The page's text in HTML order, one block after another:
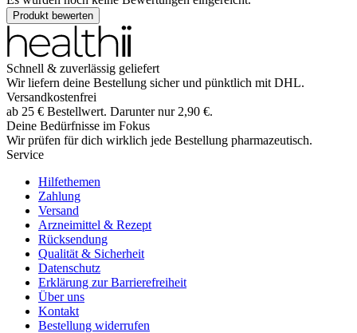
Produkt bewerten
Schnell & zuverlässig geliefert
Wir liefern deine Bestellung sicher und pünktlich mit DHL.
Versandkostenfrei
ab 25 € Bestellwert. Darunter nur 2,90 €.
Deine Bedürfnisse im Fokus
Wir prüfen für dich wirklich jede Bestellung pharmazeutisch.
Service
Hilfethemen
Zahlung
Versand
Arzneimittel & Rezept
Rücksendung
Qualität & Sicherheit
Datenschutz
Erklärung zur Barrierefreiheit
Über uns
Kontakt
Bestellung widerrufen